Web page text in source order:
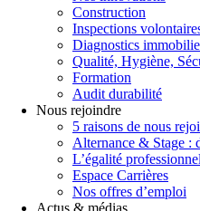
Construction
Inspections
Diagnostics
Qualité, Hygiène,
Formation
Audit durabilité
Nous rejoindre
5 raisons de nous
Alternance & Stage :
L’égalité
Espace Carrières
Nos offres d’emploi